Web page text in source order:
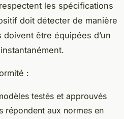
les spécifications
doit détecter de manière
être équipées d’un
:
testés et approuvés
répondent aux normes en